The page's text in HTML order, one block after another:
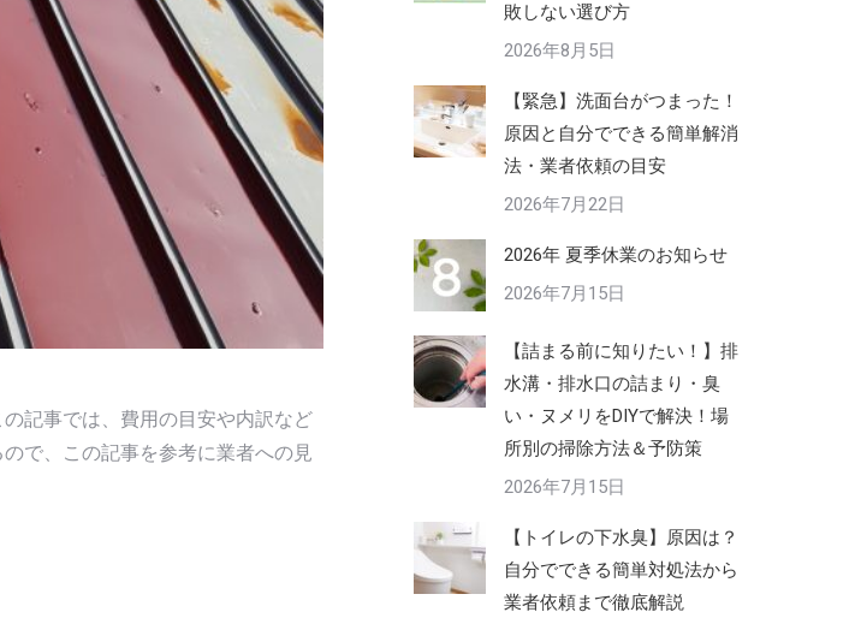
記事では、費用の目安や内訳など
で、この記事を参考に業者への見
敗しない選び方
2026年8月5日
【緊急】洗面台がつまった！
原因と自分でできる簡単解消
法・業者依頼の目安
2026年7月22日
2026年 夏季休業のお知らせ
2026年7月15日
【詰まる前に知りたい！】排
水溝・排水口の詰まり・臭
い・ヌメリをDIYで解決！場
所別の掃除方法＆予防策
2026年7月15日
【トイレの下水臭】原因は？
自分でできる簡単対処法から
業者依頼まで徹底解説